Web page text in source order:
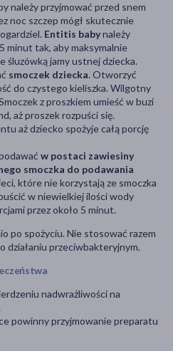
należy przyjmować przed snem
noc szczep mógł skutecznie
Entitis babynależy
minut tak, aby maksymalnie
śluzówką jamy ustnej dziecka.
smoczek dziecka. Otworzyć
do czystego kieliszka. Wilgotny
z proszkiem umieść w buzi
aż proszek rozpuści się.
aż dziecko spożyje całą porcję
w postaci zawiesiny
smoczka do podawania
które nie korzystają ze smoczka
w niewielkiej ilości wody
przez około 5 minut.
po spożyciu. Nie stosować razem
działaniu przeciwbakteryjnym.
nadwrażliwości na
powinny przyjmowanie preparatu